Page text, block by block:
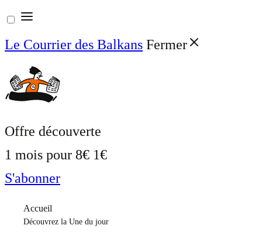
Aller
au
contenu
Le Courrier des Balkans Fermer
Offre découverte
1 mois pour 8€ 1€
S'abonner
Accueil
Découvrez la Une du jour